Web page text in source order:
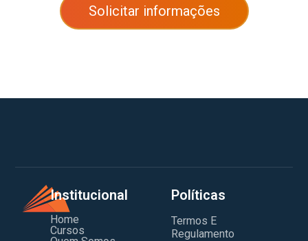
Solicitar informações
Institucional
Home
Cursos
Políticas
Termos E
Regulamento